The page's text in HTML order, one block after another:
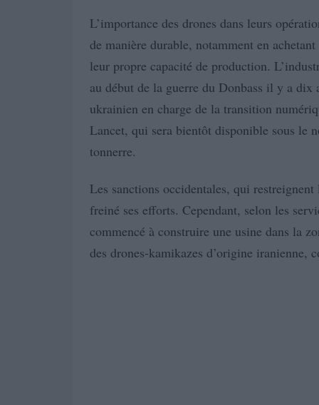
L’importance des drones dans leurs
de manière durable, notamment en
leur propre capacité de production.
au début de la guerre du Donbass il y a
ukrainien en charge de la transition
Lancet, qui sera bientôt disponible sous le
tonnerre.
Les sanctions occidentales, qui
freiné ses efforts. Cependant, selon les
commencé à construire une usine dans la
des drones-kamikazes d’origine iranienne,